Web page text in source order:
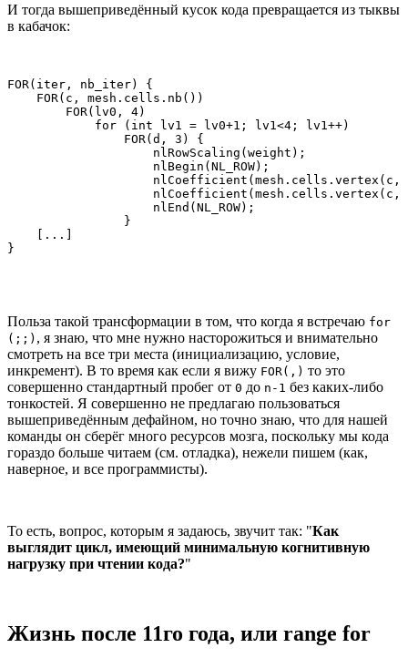
И тогда вышеприведённый кусок кода превращается из тыквы
в кабачок:
FOR(iter, nb_iter) {
    FOR(c, mesh.cells.nb())
        FOR(lv0, 4)
            for (int lv1 = lv0+1; lv1<4; lv1++)
                FOR(d, 3) {
                    nlRowScaling(weight);
                    nlBegin(NL_ROW);
nlCoefficient(mesh.cells.vertex(c,
nlCoefficient(mesh.cells.vertex(c,
                    nlEnd(NL_ROW);
                }
    [...]
}
Польза такой трансформации в том, что когда я встречаю for
(;;) , я знаю, что мне нужно насторожиться и внимательно
смотреть на все три места (инициализацию, условие,
инкремент). В то время как если я вижу FOR(,) то это
совершенно стандартный пробег от 0 до n-1 без каких-либо
тонкостей. Я совершенно не предлагаю пользоваться
вышеприведённым дефайном, но точно знаю, что для нашей
команды он сберёг много ресурсов мозга, поскольку мы кода
гораздо больше читаем (см. отладка), нежели пишем (как,
наверное, и все программисты).
То есть, вопрос, которым я задаюсь, звучит так: "Как
выглядит цикл, имеющий минимальную когнитивную
нагрузку при чтении кода?"
Жизнь после 11го года, или range for